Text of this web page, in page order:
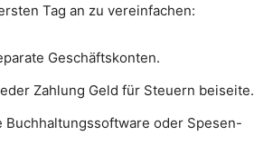
Tag an zu vereinfachen:
Geschäftskonten.
Zahlung Geld für Steuern beiseite.
Buchhaltungssoftware oder Spesen-